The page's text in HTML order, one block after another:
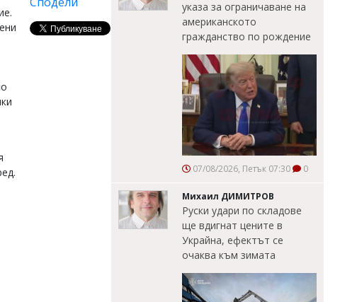
указа за ограничаване на
американското
гражданство по рождение
07/08/2026, Петък 07:30 0
Михаил ДИМИТРОВ
Руски удари по складове
ще вдигнат цените в
Украйна, ефектът се
очаква към зимата